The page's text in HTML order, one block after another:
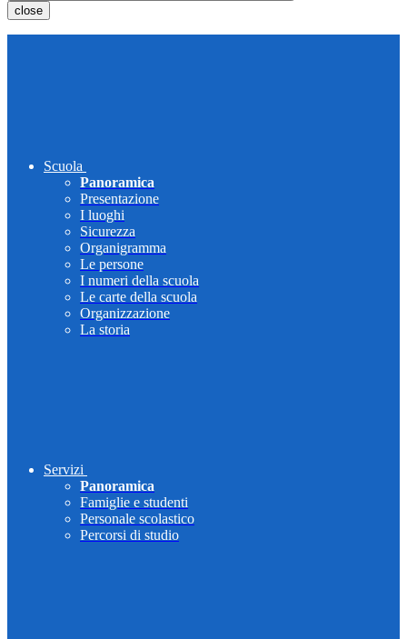
close
Scuola
Panoramica
Presentazione
I luoghi
Sicurezza
Organigramma
Le persone
I numeri della scuola
Le carte della scuola
Organizzazione
La storia
Servizi
Panoramica
Famiglie e studenti
Personale scolastico
Percorsi di studio